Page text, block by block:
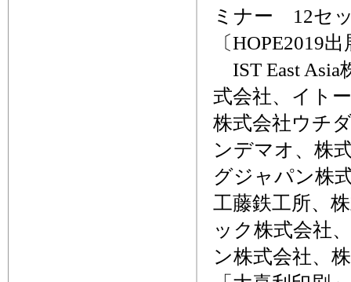
ミナー 12セ
〔HOPE2019
IST East Asia
式会社、イト
株式会社ウチ
ンデマオ、株
グジャパン株
工藤鉄工所、
ック株式会社
ン株式会社、